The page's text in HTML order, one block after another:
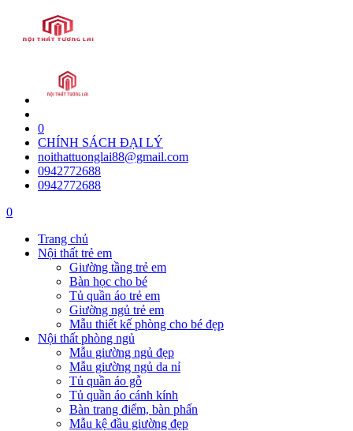
0
CHÍNH SÁCH ĐẠI LÝ
noithattuonglai88@gmail.com
0942772688
0942772688
0
Trang chủ
Nội thất trẻ em
Giường tầng trẻ em
Bàn học cho bé
Tủ quần áo trẻ em
Giường ngủ trẻ em
Mẫu thiết kế phòng cho bé đẹp
Nội thất phòng ngủ
Mẫu giường ngủ đẹp
Mẫu giường ngủ da nỉ
Tủ quần áo gỗ
Tủ quần áo cánh kính
Bàn trang điểm, bàn phấn
Mẫu kệ đầu giường đẹp